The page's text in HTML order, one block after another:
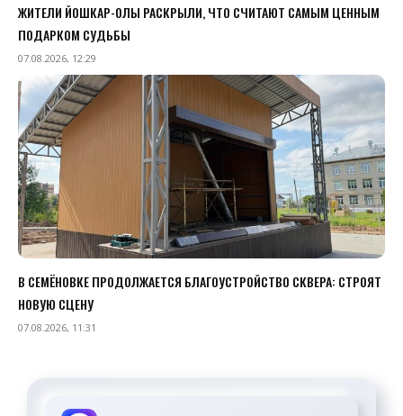
ЖИТЕЛИ ЙОШКАР-ОЛЫ РАСКРЫЛИ, ЧТО СЧИТАЮТ САМЫМ ЦЕННЫМ
ПОДАРКОМ СУДЬБЫ
07.08.2026, 12:29
В СЕМЁНОВКЕ ПРОДОЛЖАЕТСЯ БЛАГОУСТРОЙСТВО СКВЕРА: СТРОЯТ
НОВУЮ СЦЕНУ
07.08.2026, 11:31